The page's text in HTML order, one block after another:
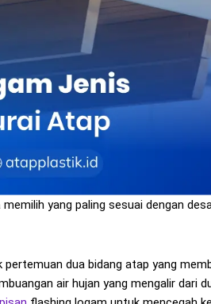
yang paling sesuai dengan
dua bidang atap yang
air hujan yang mengalir dari